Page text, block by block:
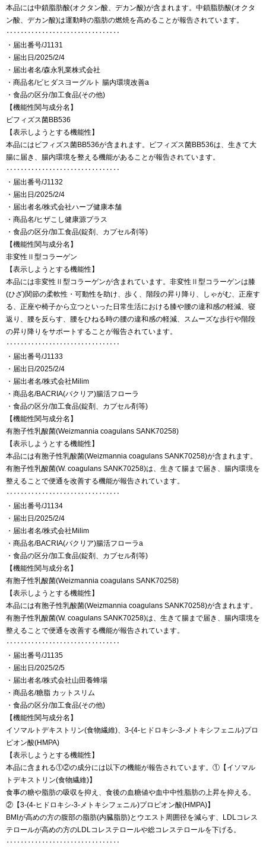
本品には中鎖脂肪酸(オクタン酸、デカン酸)が含まれます。中鎖脂肪酸(オクタ
ン酸、デカン酸)は運動時の脂肪の燃焼を高めることが報告されています。
‥‥‥‥‥‥‥‥‥‥‥‥‥‥‥‥
・届出番号/J1131
・届出日/2025/2/4
・届出者名/森永乳業株式会社
・商品名/ビヒダスヨーグルト 腸内環境改善a
・食品の区分/加工食品(その他)
【機能性関与成分名】
ビフィズス菌BB536
【表示しようとする機能性】
本品にはビフィズス菌BB536が含まれます。ビフィズス菌BB536は、生きて大
腸に届き、腸内環境を整える機能があることが報告されています。
‥‥‥‥‥‥‥‥‥‥‥‥‥‥‥‥
・届出番号/J1132
・届出日/2025/2/4
・届出者名/株式会社ハーブ健康本舗
・商品名/ヒザこし健康源プラス
・食品の区分/加工食品(錠剤、カプセル剤等)
【機能性関与成分名】
非変性Ⅱ型コラーゲン
【表示しようとする機能性】
本品には非変性Ⅱ型コラーゲンが含まれています。非変性Ⅱ型コラーゲンは膝
(ひざ)関節の柔軟性・可動性を助け、歩く、階段の昇り降り、しゃがむ、正座す
る、正座や椅子から立つといった日常生活における膝や腰の違和感の軽減、寝
返り、腰を反らす、腰をひねる時の腰の違和感の軽減、スムーズな歩行や階段
の昇り降りをサポートすることが報告されています。
‥‥‥‥‥‥‥‥‥‥‥‥‥‥‥‥
・届出番号/J1133
・届出日/2025/2/4
・届出者名/株式会社Milim
・商品名/BACRIA(バクリア)腸活フローラ
・食品の区分/加工食品(錠剤、カプセル剤等)
【機能性関与成分名】
有胞子性乳酸菌(Weizmannia coagulans SANK70258)
【表示しようとする機能性】
本品には有胞子性乳酸菌(Weizmannia coagulans SANK70258)が含まれます。
有胞子性乳酸菌(W. coagulans SANK70258)は、生きて腸まで届き、腸内環境を
整えることで便通を改善する機能が報告されています。
‥‥‥‥‥‥‥‥‥‥‥‥‥‥‥‥
・届出番号/J1134
・届出日/2025/2/4
・届出者名/株式会社Milim
・商品名/BACRIA(バクリア)腸活フローラa
・食品の区分/加工食品(錠剤、カプセル剤等)
【機能性関与成分名】
有胞子性乳酸菌(Weizmannia coagulans SANK70258)
【表示しようとする機能性】
本品には有胞子性乳酸菌(Weizmannia coagulans SANK70258)が含まれます。
有胞子性乳酸菌(W. coagulans SANK70258)は、生きて腸まで届き、腸内環境を
整えることで便通を改善する機能が報告されています。
‥‥‥‥‥‥‥‥‥‥‥‥‥‥‥‥
・届出番号/J1135
・届出日/2025/2/5
・届出者名/株式会社山田養蜂場
・商品名/糖脂 カットスリム
・食品の区分/加工食品(その他)
【機能性関与成分名】
イソマルトデキストリン(食物繊維)、3-(4-ヒドロキシ-3-メトキシフェニル)プロ
ピオン酸(HMPA)
【表示しようとする機能性】
本品に含まれる①②の成分には以下の機能が報告されています。①【イソマル
トデキストリン(食物繊維)】
食事の糖や脂肪の吸収を抑え、食後の血糖値や血中中性脂肪の上昇を抑える。
②【3-(4-ヒドロキシ-3-メトキシフェニル)プロピオン酸(HMPA)】
BMIが高めの方の腹部の脂肪(内臓脂肪)とウエスト周囲径を減らす、LDLコレス
テロールが高めの方のLDLコレステロールや総コレステロールを下げる。
‥‥‥‥‥‥‥‥‥‥‥‥‥‥‥‥